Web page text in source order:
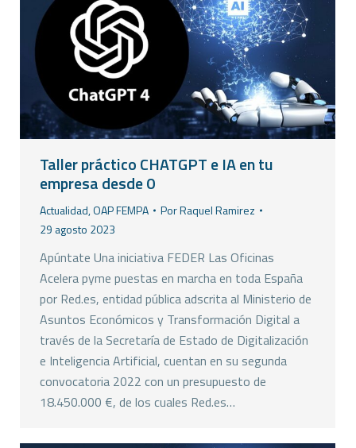
Taller práctico CHATGPT e IA en tu
empresa desde 0
Actualidad,OAP FEMPA PorRaquel Ramirez
29 agosto 2023
Apúntate Una iniciativa FEDER Las Oficinas
Acelera pyme puestas en marcha en toda España
por Red.es, entidad pública adscrita al Ministerio de
Asuntos Económicos y Transformación Digital a
través de la Secretaría de Estado de Digitalización
e Inteligencia Artificial, cuentan en su segunda
convocatoria 2022 con un presupuesto de
18.450.000 €, de los cuales Red.es…